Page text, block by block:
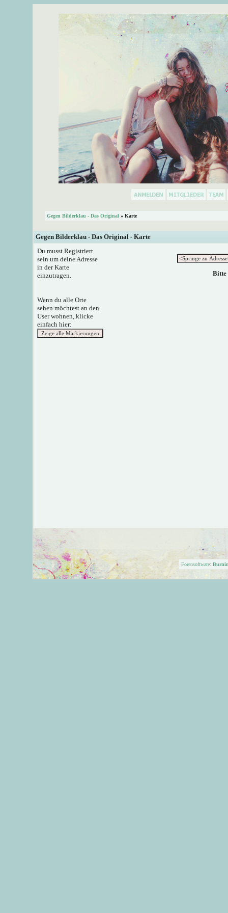
Gegen Bilderklau - Das Original » Karte
Gegen Bilderklau - Das Original - Karte
Du musst Registriert
sein um deine Adresse
in der Karte
einzutragen.
Wenn du alle Orte
sehen möchtest an den
User wohnen, klicke
einfach hier:
Bitte
Forensoftware: